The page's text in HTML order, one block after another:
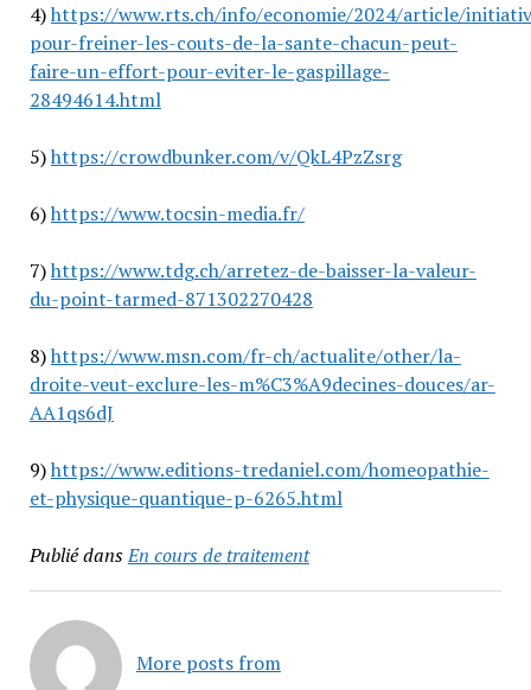
4)https://www.rts.ch/info/economie/2024/article/
pour-freiner-les-couts-de-la-sante-chacun-peut-
faire-un-effort-pour-eviter-le-gaspillage-
28494614.html
5)https://crowdbunker.com/v/QkL4PzZsrg
6)https://www.tocsin-media.fr/
7)https://www.tdg.ch/arretez-de-baisser-la-valeur-
du-point-tarmed-871302270428
8)https://www.msn.com/fr-ch/actualite/other/la-
droite-veut-exclure-les-m%C3%A9decines-douces/ar-
AA1qs6dJ
9)https://www.editions-tredaniel.com/homeopathie-
et-physique-quantique-p-6265.html
Publié dansEn cours de traitement
More posts from